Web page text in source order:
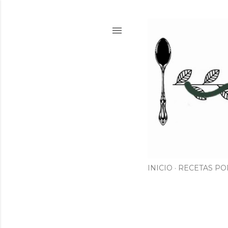
INICIO RECETAS